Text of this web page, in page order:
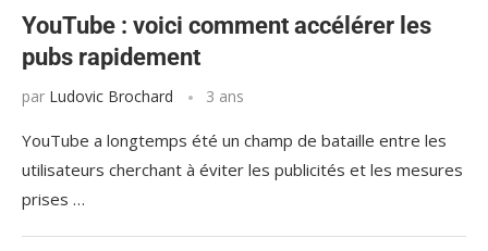
YouTube : voici comment accélérer les
pubs rapidement
par Ludovic Brochard 3 ans
YouTube a longtemps été un champ de bataille entre les
utilisateurs cherchant à éviter les publicités et les mesures
prises …